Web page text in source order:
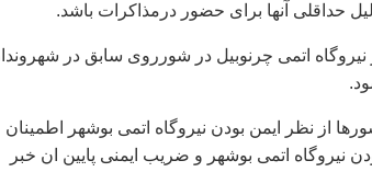
حداقلی آنها برای حضور درمذاکرات باشد.
نيروگاه اتمی چرنوبيل در شورروی سابق در
از نظر ايمن بودن نيروگاه اتمی بوشهر اطمينان
نيروگاه اتمی بوشهر و ضريب ايمنی پايين ان خبر